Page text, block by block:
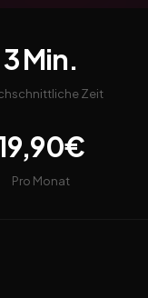
3 Min.
Zeit
Pro Monat